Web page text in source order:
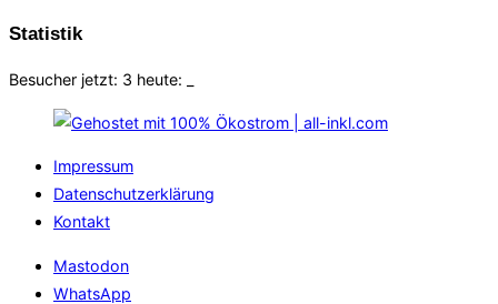
Statistik
Besucher jetzt: 3 heute:
Impressum
Datenschutzerklärung
Kontakt
Mastodon
WhatsApp